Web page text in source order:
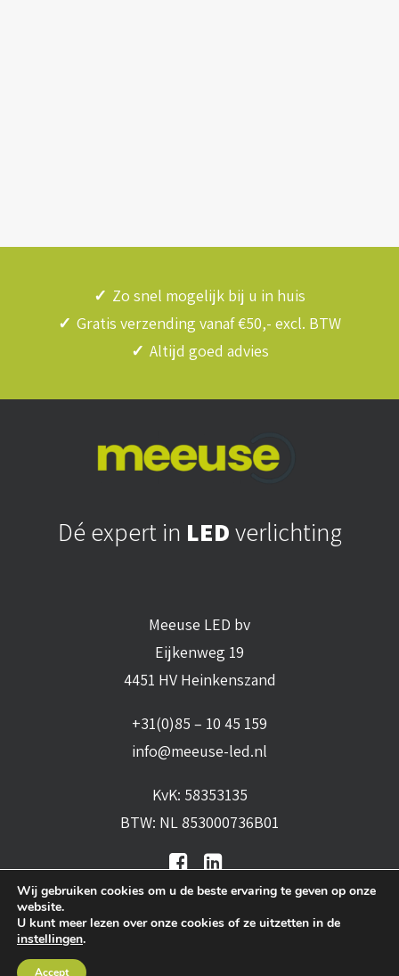
✓ Zo snel mogelijk bij u in huis
✓ Gratis verzending vanaf €50,- excl. BTW
✓ Altijd goed advies
Dé expert in LEDverlichting
Meeuse LED bv
Eijkenweg 19
4451 HV Heinkenszand
+31(0)85 – 10 45 159
info@meeuse-led.nl
KvK: 58353135
BTW: NL 853000736B01
Wij gebruiken cookies om u de beste ervaring te geven op onze
website.
U kunt meer lezen over onze cookies of ze uitzetten in de
instellingen.
Accept